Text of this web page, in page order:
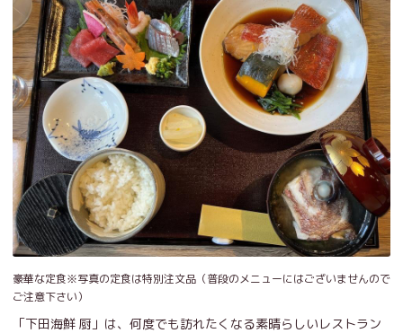
豪華な定食※写真の定食は特別注文品（普段のメニューにはございませんので
ご注意下さい）
「下田海鮮 厨」は、何度でも訪れたくなる素晴らしいレストラン